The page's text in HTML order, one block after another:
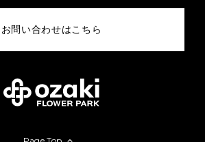
お問い合わせはこちら